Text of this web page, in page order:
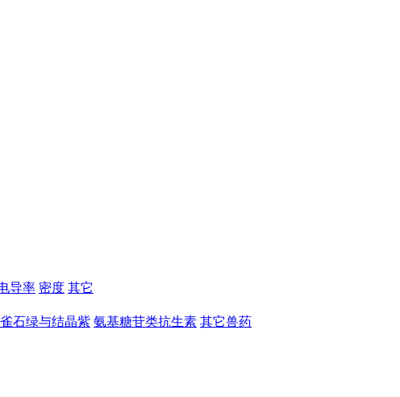
导率 密度 其它
石绿与结晶紫 氨基糖苷类抗生素 其它兽药